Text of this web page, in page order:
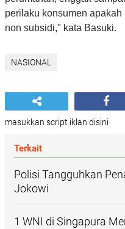
perilaku konsumen
non subsidi," kata Basuki.
NASIONAL
masukkan script iklan disini
Terkait
Polisi Tangguhkan
Jokowi
1 WNI di Singapura